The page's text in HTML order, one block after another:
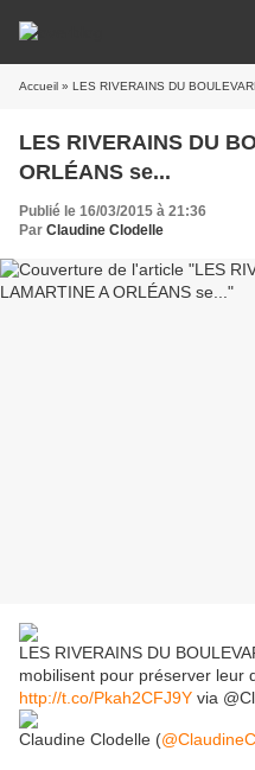
Accueil » LES RIVERAINS DU
LES RIVERAINS DU
ORLÉANS se...
Publié le 16/03/2015 à 21:36
Par Claudine Clodelle
LES RIVERAINS DU
mobilisent pour préserver leur
http://t.co/Pkah2CFJ9Y via
Claudine Clodelle (